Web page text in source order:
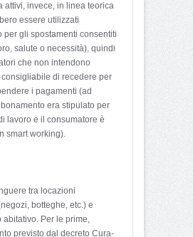
attivi, invece, in linea teorica
essere utilizzati
per gli spostamenti consentiti
salute o necessità), quindi
che non intendono
di recedere per
i pagamenti (ad
era stipulato per
lavoro e il consumatore è
smart working).
tra locazioni
botteghe, etc.) e
abitativo. Per le prime,
previsto dal decreto Cura-